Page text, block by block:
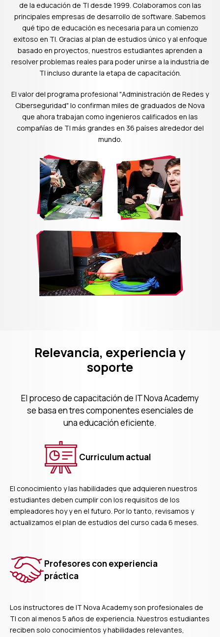
de la educación de TI desde 1999. Colaboramos con las
principales empresas de desarrollo de software. Sabemos
qué tipo de educación es necesaria para un comienzo
exitoso en TI. Gracias al plan de estudios único y al enfoque
basado en proyectos, nuestros estudiantes aprenden a
resolver problemas reales para poder unirse a la industria de
TI incluso durante la etapa de capacitación.
El valor del programa profesional "Administración de Redes y
Ciberseguridad" lo confirman miles de graduados de Nova
que ahora trabajan como ingenieros calificados en las
compañías de TI más grandes en 36 países alrededor del
mundo.
2020
Relevancia, experiencia y
soporte
El proceso de capacitación de IT Nova Academy
se basa en tres componentes esenciales de
una educación eficiente.
Curriculum actual
El conocimiento y las habilidades que adquieren nuestros
estudiantes deben cumplir con los requisitos de los
empleadores hoy y en el futuro. Por lo tanto, revisamos y
actualizamos el plan de estudios del curso cada 6 meses.
Profesores con experiencia
práctica
Los instructores de IT Nova Academy son profesionales de
TI con al menos 5 años de experiencia. Nuestros estudiantes
reciben solo conocimientos y habilidades relevantes,